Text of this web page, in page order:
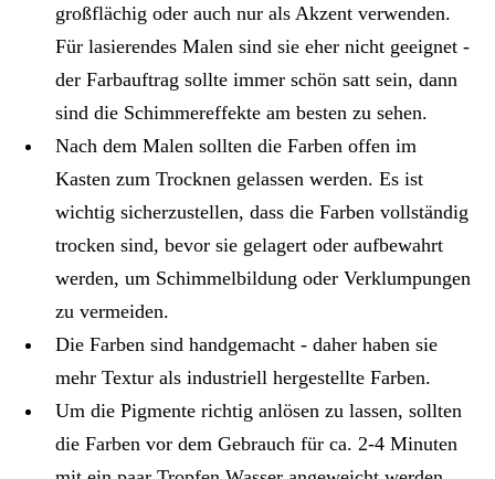
großflächig oder auch nur als Akzent verwenden.
Für lasierendes Malen sind sie eher nicht geeignet -
der Farbauftrag sollte immer schön satt sein, dann
sind die Schimmereffekte am besten zu sehen.
Nach dem Malen sollten die Farben offen im
Kasten zum Trocknen gelassen werden. Es ist
wichtig sicherzustellen, dass die Farben vollständig
trocken sind, bevor sie gelagert oder aufbewahrt
werden, um Schimmelbildung oder Verklumpungen
zu vermeiden.
Die Farben sind handgemacht - daher haben sie
mehr Textur als industriell hergestellte Farben.
Um die Pigmente richtig anlösen zu lassen, sollten
die Farben vor dem Gebrauch für ca. 2-4 Minuten